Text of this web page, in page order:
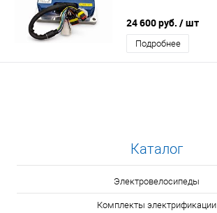
24 600 руб. / шт
Подробнее
Каталог
Электровелосипеды
Комплекты электрификации